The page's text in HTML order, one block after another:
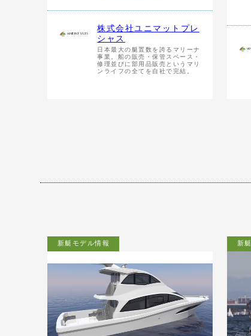
株式会社ユニマットプレ
シャス
日本最大の艇置数を誇るマリーナ
事業。船の販売・保管スペース・
修理並びに部用品販売というマリ
ンライフの全てを自社で完結。
新艇モデル情報 新